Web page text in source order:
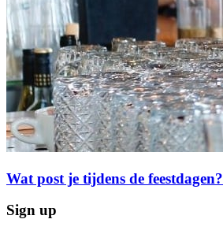
Wat post je tijdens de feestdagen?
Sign up